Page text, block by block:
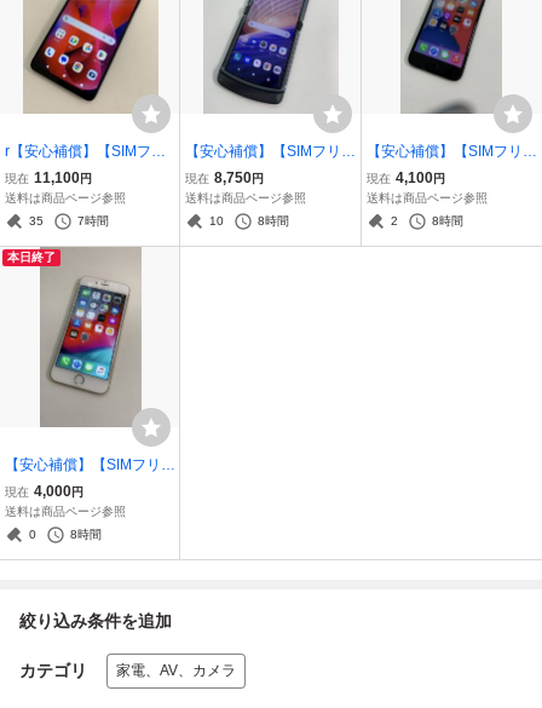
r【安心補償】【SIMフリ
ー】Motorola Moto G24
0805-306
現在 11,100円
送料は商品ページ参照
35
7時間
【安心補償】【SIMフリ
ー】Motorola Razr 5G 0
805-301
現在 8,750円
送料は商品ページ参照
10
8時間
【安心補償】【SIMフリ
ー】 Apple iPhone7 128G
B 0727-305
現在 4,100円
送料は商品ページ参照
2
8時間
本日終了
【安心補償】【SIMフリ
ー】 Apple iPhone6 64G
B 0722-305
現在 4,000円
送料は商品ページ参照
0
8時間
絞り込み条件を追加
カテゴリ 家電、AV、カメラ